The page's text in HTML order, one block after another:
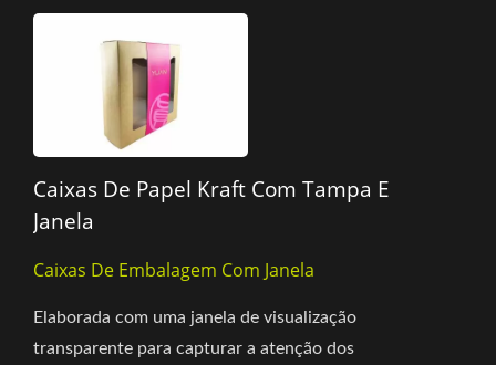
Caixas De Papel Kraft Com Tampa E
Janela
Caixas De Embalagem Com Janela
Elaborada com uma janela de visualização
transparente para capturar a atenção dos